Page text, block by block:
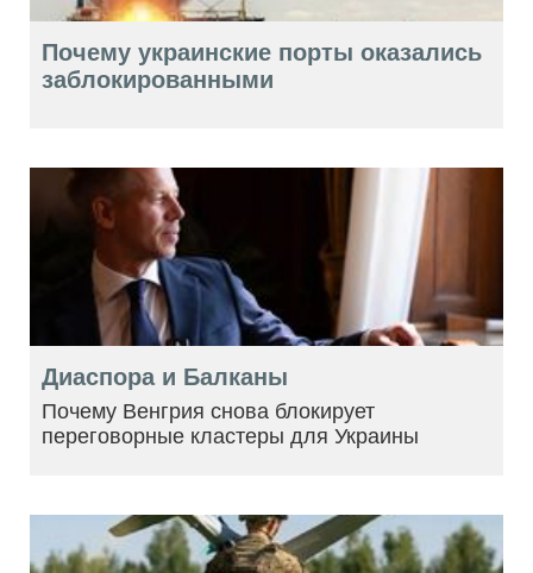
Почему украинские порты оказались
заблокированными
Диаспора и Балканы
Почему Венгрия снова блокирует
переговорные кластеры для Украины